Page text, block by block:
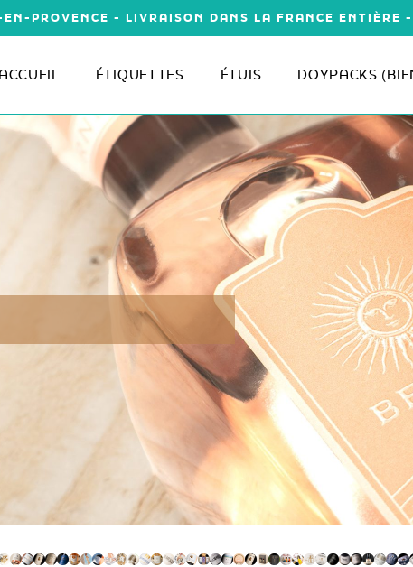
PROVENCE - LIVRAISON DANS LA FRANCE ENTIÈRE
ACCUEIL ÉTIQUETTES ÉTUIS DOYPACKS